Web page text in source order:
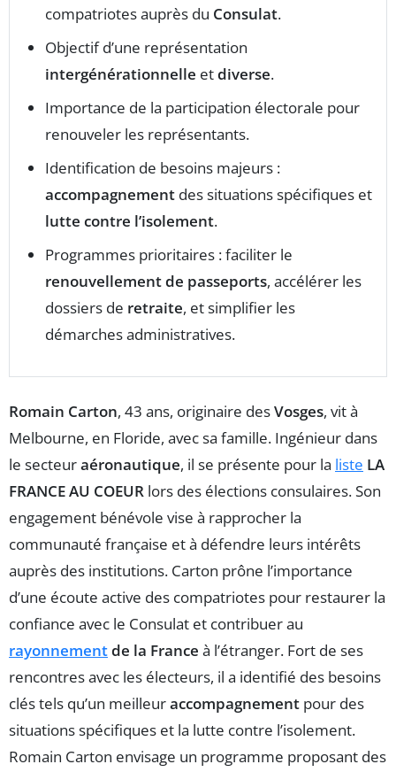
compatriotes auprès du Consulat.
Objectif d’une représentation
intergénérationnelle etdiverse.
Importance de la participation électorale pour
renouveler les représentants.
Identification de besoins majeurs :
accompagnement des situations spécifiques et
lutte contre l’isolement.
Programmes prioritaires : faciliter le
renouvellement de passeports, accélérer les
dossiers de retraite, et simplifier les
démarches administratives.
Romain Carton, 43 ans, originaire desVosges, vit à
Melbourne, en Floride, avec sa famille. Ingénieur dans
le secteuraéronautique, il se présente pour la liste LA
FRANCE AU COEUR lors des élections consulaires. Son
engagement bénévole vise à rapprocher la
communauté française et à défendre leurs intérêts
auprès des institutions. Carton prône l’importance
d’une écoute active des compatriotes pour restaurer la
confiance avec le Consulat et contribuer au
rayonnementde la France à l’étranger. Fort de ses
rencontres avec les électeurs, il a identifié des besoins
clés tels qu’un meilleuraccompagnement pour des
situations spécifiques et la lutte contre l’isolement.
Romain Carton envisage un programme proposant des